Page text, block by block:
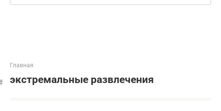
Главная
экстремальные развлечения